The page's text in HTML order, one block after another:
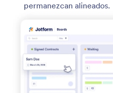
permanezcan alineados.